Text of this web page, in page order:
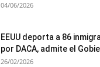
04/06/2026
EEUU deporta a 86
por DACA, admite el
26/02/2026